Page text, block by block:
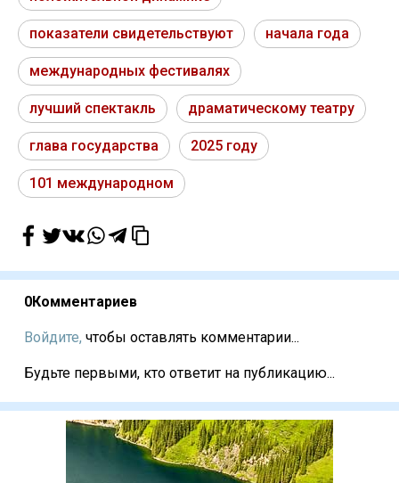
показатели свидетельствуют начала года
международных фестивалях
лучший спектакль драматическому театру
глава государства 2025 году
101 международном
0Комментариев
Войдите, чтобы оставлять комментарии...
Будьте первыми, кто ответит на публикацию...